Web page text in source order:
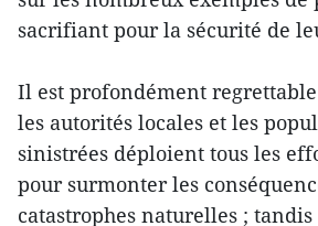
sacrifiant pour la sécurité de
Il est profondément
les autorités locales et les
sinistrées déploient tous les
pour surmonter les
catastrophes naturelles ;